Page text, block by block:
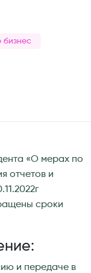
бизнес
«О мерах по
отчетов и
сроки
и передаче в